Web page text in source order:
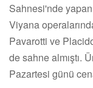
Sahnesi'nde
Viyana
Pavarotti ve
de sahne almıştı.
Pazartesi günü